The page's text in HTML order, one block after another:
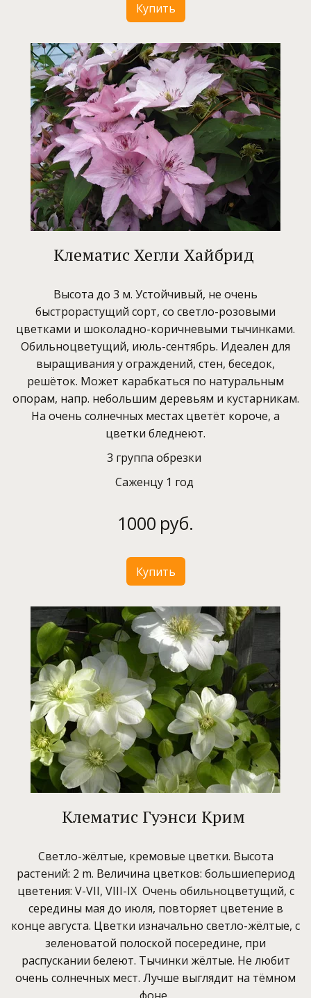
Купить
Клематис Хегли Хайбрид
Высота до 3 м. Устойчивый, не очень
быстрорастущий сорт, со светло-розовыми
цветками и шоколадно-коричневыми тычинками.
Обильноцветущий, июль-сентябрь. Идеален для
выращивания у ограждений, стен, беседок,
решёток. Может карабкаться по натуральным
опорам, напр. небольшим деревьям и кустарникам.
На очень солнечных местах цветёт короче, а
цветки бледнеют.
3 группа обрезки
Саженцу 1 год
1000 руб.
Купить
Клематис Гуэнси Крим
Светло-жёлтые, кремовые цветки. Высота
растений: 2 m. Величина цветков: большиепериод
цветения: V-VII, VIII-IX Очень обильноцветущий, с
середины мая до июля, повторяет цветение в
конце августа. Цветки изначально светло-жёлтые, с
зеленоватой полоской посередине, при
распускании белеют. Тычинки жёлтые. Не любит
очень солнечных мест. Лучше выглядит на тёмном
фоне.